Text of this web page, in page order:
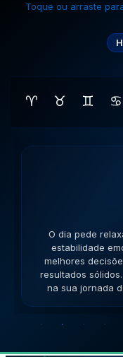
Toque ou arraste
♈ ♉ ♊ ♋
O dia pede
versatilidade é
impasses de
sucesso.
jornada de